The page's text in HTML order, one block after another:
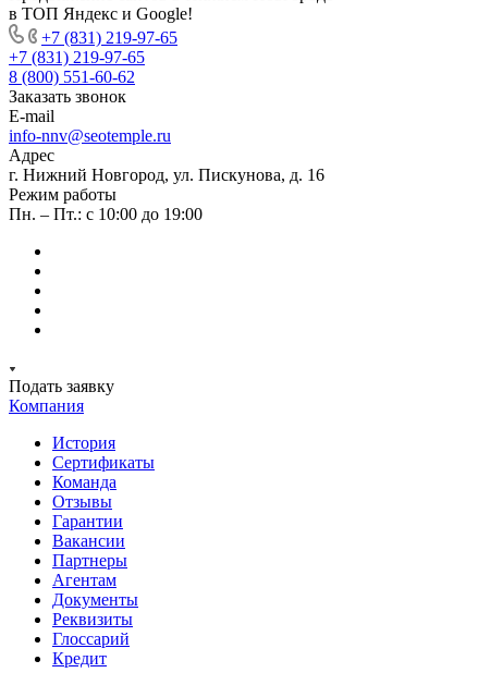
в ТОП Яндекс и Google!
+7 (831) 219-97-65
+7 (831) 219-97-65
8 (800) 551-60-62
Заказать звонок
E-mail
info-nnv@seotemple.ru
Адрес
г. Нижний Новгород, ул. Пискунова, д. 16
Режим работы
Пн. – Пт.: с 10:00 до 19:00
Подать заявку
Компания
История
Сертификаты
Команда
Отзывы
Гарантии
Вакансии
Партнеры
Агентам
Документы
Реквизиты
Глоссарий
Кредит